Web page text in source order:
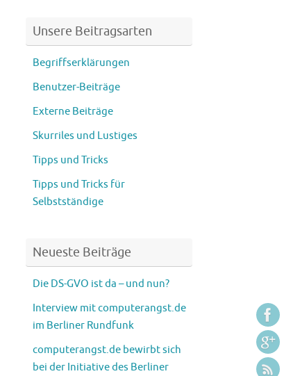
Unsere Beitragsarten
Begriffserklärungen
Benutzer-Beiträge
Externe Beiträge
Skurriles und Lustiges
Tipps und Tricks
Tipps und Tricks für
Selbstständige
Neueste Beiträge
Die DS-GVO ist da – und nun?
Interview mit computerangst.de
im Berliner Rundfunk
computerangst.de bewirbt sich
bei der Initiative des Berliner